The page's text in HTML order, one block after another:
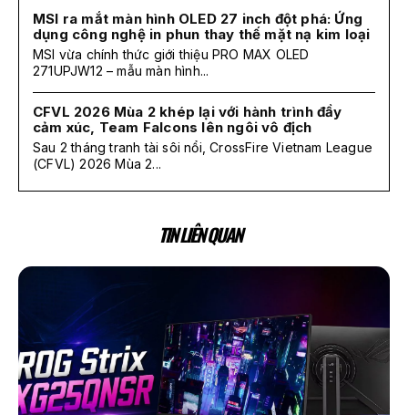
MSI ra mắt màn hình OLED 27 inch đột phá: Ứng
dụng công nghệ in phun thay thế mặt nạ kim loại
MSI vừa chính thức giới thiệu PRO MAX OLED
271UPJW12 – mẫu màn hình...
CFVL 2026 Mùa 2 khép lại với hành trình đầy
cảm xúc, Team Falcons lên ngôi vô địch
Sau 2 tháng tranh tài sôi nổi, CrossFire Vietnam League
(CFVL) 2026 Mùa 2...
TIN LIÊN QUAN